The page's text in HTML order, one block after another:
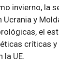
invierno, la
y
el
críticas
la UE.